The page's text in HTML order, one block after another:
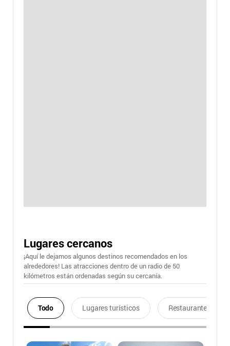
Lugares cercanos
¡Aquí le dejamos algunos destinos recomendados en los
alrededores! Las atracciones dentro de un radio de 50
kilómetros están ordenadas según su cercanía.
Todo Lugares turísticos Restaurantes